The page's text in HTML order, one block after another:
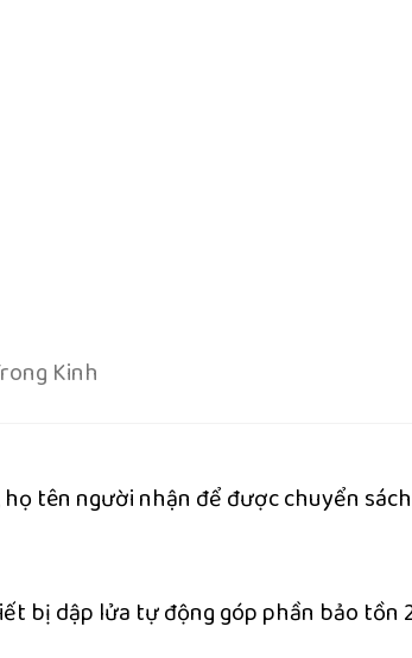
Kinh
họ tên người nhận để được chuyển
bị dập lửa tự động góp phần bảo tồn